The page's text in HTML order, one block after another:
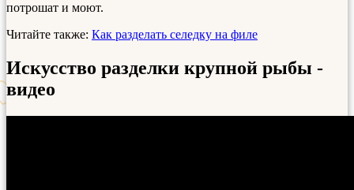
потрошат и моют.
Читайте также: Как разделать селедку на филе
Искусство разделки крупной рыбы -
видео